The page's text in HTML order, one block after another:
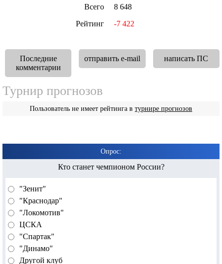
Всего
8 648
Рейтинг
-7 422
Последние
комментарии
отправить e-mail написать ПС
Турнир прогнозов
Пользователь не имеет рейтинга в турнире прогнозов
Опрос:
Кто станет чемпионом России?
"Зенит"
"Краснодар"
"Локомотив"
ЦСКА
"Спартак"
"Динамо"
Другой клуб